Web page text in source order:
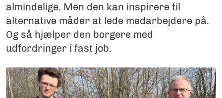
almindelige. Men den kan inspirere til
alternative måder at lede medarbejdere på.
Og så hjælper den borgere med
udfordringer i fast job.